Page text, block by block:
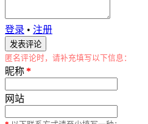
登录 • 注册
匿名评论时，请补充填写以下信息：
昵称*
网站